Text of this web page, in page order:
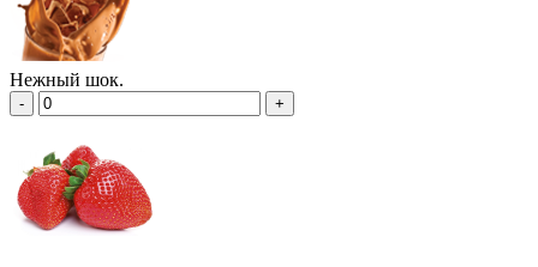
Нежный шок.
- +